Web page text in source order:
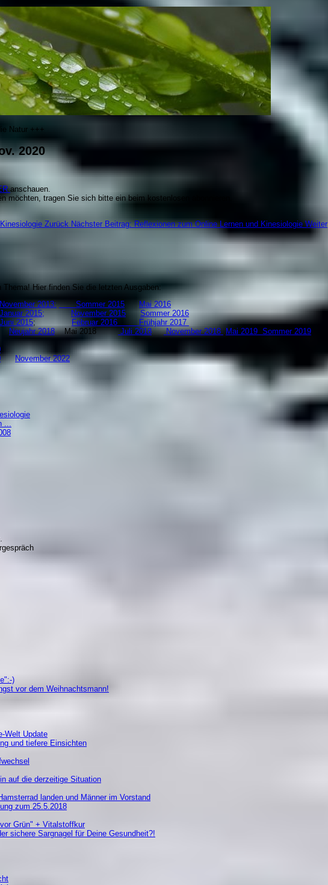
Natur +++
2020
anschauen.
möchten, tragen Sie sich bitte ein beim kostenlosen abonnieren.
Zurück Nächster Beitrag: Reflexionen zum Online Lernen und Kinesiologie Weiter
Thema! Hier finden Sie die letzten Ausgaben:
November 2013: Sommer 2015
Mai 2016
Januar 2015; November 2015
Sommer 2016
Juni 2015; Februar 2016
Frühjahr 2017
Neujahr 2018Mai 2018 Juli 2018 November 2018 Mai 2019 Sommer 2019
November 2022
)
vor dem Weihnachtsmann!
Welt Update
und tiefere Einsichten
auf die derzeitige Situation
landen und Männer im Vorstand
zum 25.5.2018
Grün" + Vitalstoffkur
sichere Sargnagel für Deine Gesundheit?!